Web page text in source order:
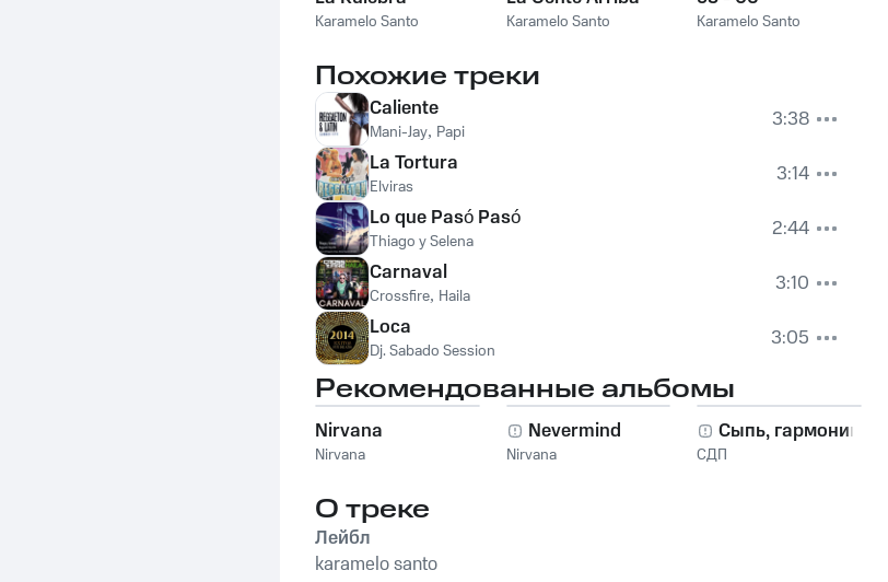
Karamelo Santo Karamelo Santo Karamelo Santo
Похожие треки
Caliente
Mani-Jay, Papi
3:38
La Tortura
Elviras
3:14
Lo que Pasó Pasó
Thiago y Selena
2:44
Carnaval
Crossfire, Haila
3:10
Loca
Dj. Sabado Session 3:05
Рекомендованные альбомы
Nirvana
Nirvana
Nevermind
Nirvana
Сыпь, гармоника!
СДП
О треке
Лейбл
karamelo santo